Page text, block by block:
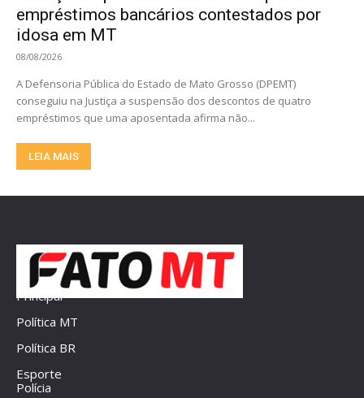
empréstimos bancários contestados por
idosa em MT
08/08/2026
A Defensoria Pública do Estado de Mato Grosso (DPEMT)
conseguiu na Justiça a suspensão dos descontos de quatro
empréstimos que uma aposentada afirma não...
LEIA MAIS
Principal
Política MT
Política BR
Esporte
Polícia